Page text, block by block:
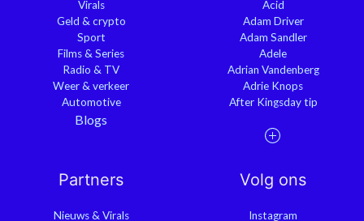
Virals
Geld & crypto
Sport
Films & Series
Radio & TV
Weer & verkeer
Automotive
Blogs
Acid
Adam Driver
Adam Sandler
Adele
Adrian Vandenberg
Adrie Knops
After Kingsday tip
Partners
Nieuws & Virals
Volg ons
Instagram